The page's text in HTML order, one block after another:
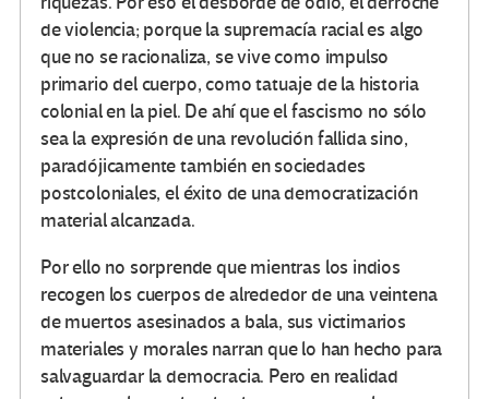
de violencia; porque la supremacía racial es algo
que no se racionaliza, se vive como impulso
primario del cuerpo, como tatuaje de la historia
colonial en la piel. De ahí que el fascismo no sólo
sea la expresión de una revolución fallida sino,
paradójicamente también en sociedades
postcoloniales, el éxito de una democratización
material alcanzada.
Por ello no sorprende que mientras los indios
recogen los cuerpos de alrededor de una veintena
de muertos asesinados a bala, sus victimarios
materiales y morales narran que lo han hecho para
salvaguardar la democracia. Pero en realidad